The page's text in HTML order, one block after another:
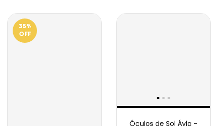
35%
OFF
Óculos de Sol Áyla -